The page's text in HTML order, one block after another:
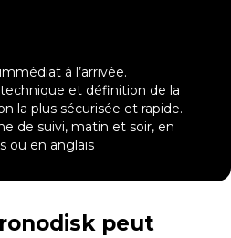
à l’arrivée.
technique et définition de la
la plus sécurisée et rapide.
de suivi, matin et soir, en
ou en anglais
peut